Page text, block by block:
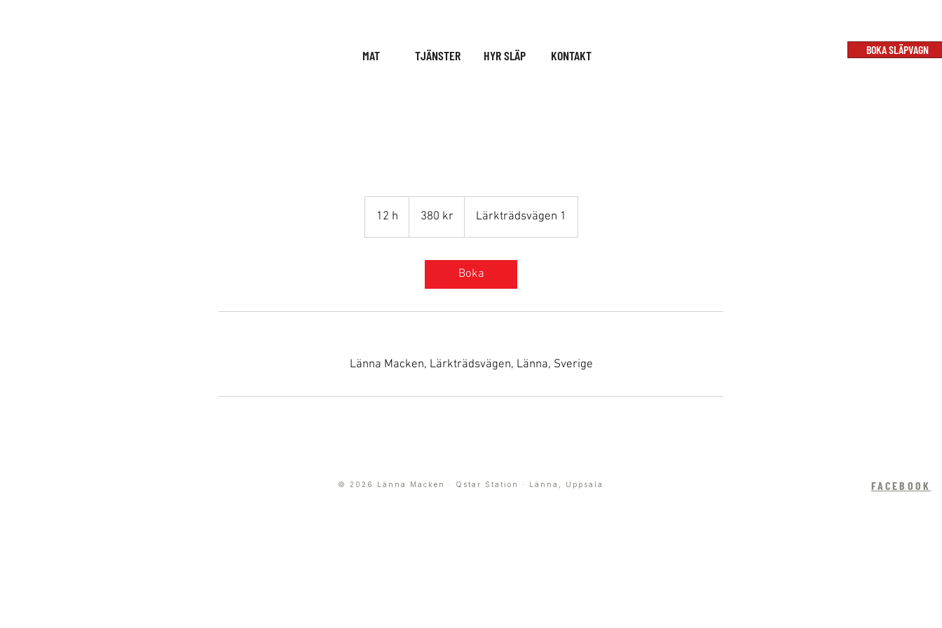
MAT TJÄNSTER HYR SLÄP KONTAKT BOKA SLÄPVAGN
12 h
2
kronor380 kr Lärkträdsvägen 1
Boka
Länna Macken, Lärkträdsvägen, Länna, Sverige
© 2026 Länna Macken · Qstar Station · Länna, Uppsala FACEBOOK